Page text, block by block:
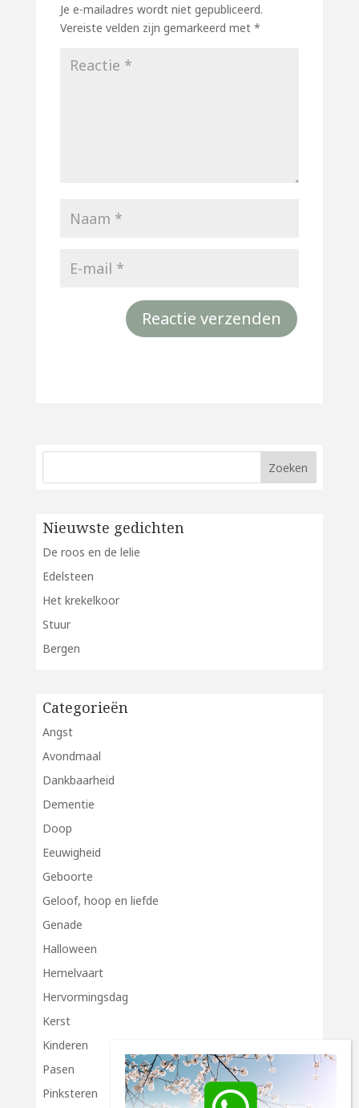
Je e-mailadres wordt niet gepubliceerd.
Vereiste velden zijn gemarkeerd met *
Nieuwste gedichten
De roos en de lelie
Edelsteen
Het krekelkoor
Stuur
Bergen
Categorieën
Angst
Avondmaal
Dankbaarheid
Dementie
Doop
Eeuwigheid
Geboorte
Geloof, hoop en liefde
Genade
Halloween
Hemelvaart
Hervormingsdag
Kerst
Kinderen
Pasen
Pinksteren